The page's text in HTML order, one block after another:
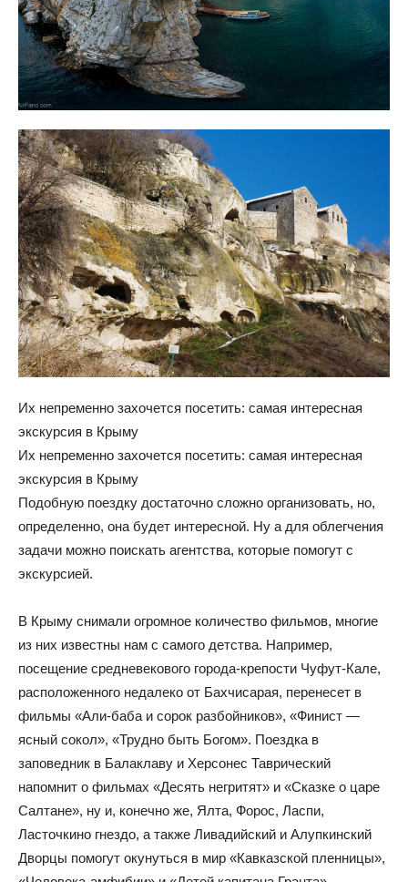
Их непременно захочется посетить: самая интересная
экскурсия в Крыму
Их непременно захочется посетить: самая интересная
экскурсия в Крыму
Подобную поездку достаточно сложно организовать, но,
определенно, она будет интересной. Ну а для облегчения
задачи можно поискать агентства, которые помогут с
экскурсией.
В Крыму снимали огромное количество фильмов, многие
из них известны нам с самого детства. Например,
посещение средневекового города-крепости Чуфут-Кале,
расположенного недалеко от Бахчисарая, перенесет в
фильмы «Али-баба и сорок разбойников», «Финист —
ясный сокол», «Трудно быть Богом». Поездка в
заповедник в Балаклаву и Херсонес Таврический
напомнит о фильмах «Десять негритят» и «Сказке о царе
Салтане», ну и, конечно же, Ялта, Форос, Ласпи,
Ласточкино гнездо, а также Ливадийский и Алупкинский
Дворцы помогут окунуться в мир «Кавказской пленницы»,